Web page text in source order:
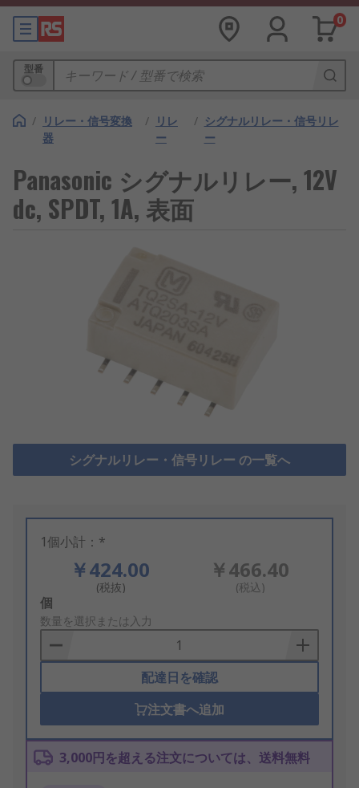
0
型番
/ リレー・信号変換
器
/ リレ
ー
/ シグナルリレー・信号リレ
ー
Panasonic シグナルリレー, 12V
dc, SPDT, 1A, 表面
シグナルリレー・信号リレー の一覧へ
1個小計：*
￥424.00
(税抜)
￥466.40
(税込)
Add
to
Basket
個
数量を選択または入力
配達日を確認
注文書へ追加
3,000円を超える注文については、送料無料